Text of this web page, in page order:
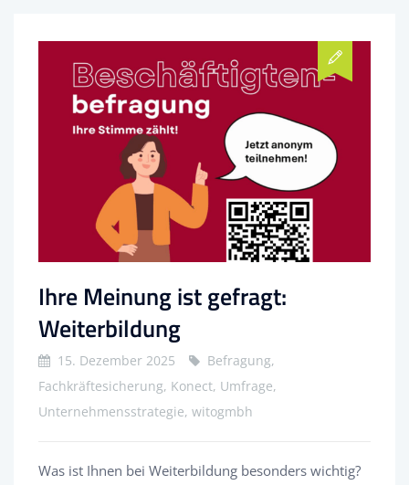
Ihre Meinung ist gefragt:
Weiterbildung
15. Dezember 2025
Befragung,
Fachkräftesicherung, Konect, Umfrage,
Unternehmensstrategie, witogmbh
Was ist Ihnen bei Weiterbildung besonders wichtig?